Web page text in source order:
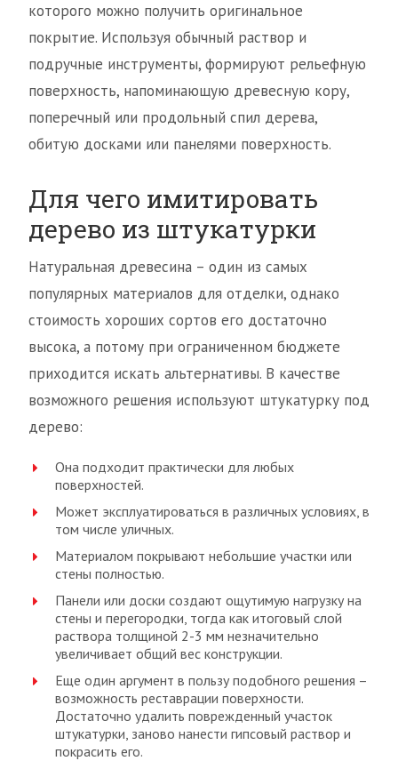
которого можно получить оригинальное
покрытие. Используя обычный раствор и
подручные инструменты, формируют рельефную
поверхность, напоминающую древесную кору,
поперечный или продольный спил дерева,
обитую досками или панелями поверхность.
Для чего имитировать
дерево из штукатурки
Натуральная древесина – один из самых
популярных материалов для отделки, однако
стоимость хороших сортов его достаточно
высока, а потому при ограниченном бюджете
приходится искать альтернативы. В качестве
возможного решения используют штукатурку под
дерево:
Она подходит практически для любых
поверхностей.
Может эксплуатироваться в различных условиях, в
том числе уличных.
Материалом покрывают небольшие участки или
стены полностью.
Панели или доски создают ощутимую нагрузку на
стены и перегородки, тогда как итоговый слой
раствора толщиной 2-3 мм незначительно
увеличивает общий вес конструкции.
Еще один аргумент в пользу подобного решения –
возможность реставрации поверхности.
Достаточно удалить поврежденный участок
штукатурки, заново нанести гипсовый раствор и
покрасить его.